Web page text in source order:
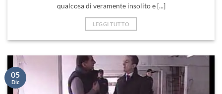
qualcosa di veramente insolito e [...]
LEGGI TUTTO
05
Dic